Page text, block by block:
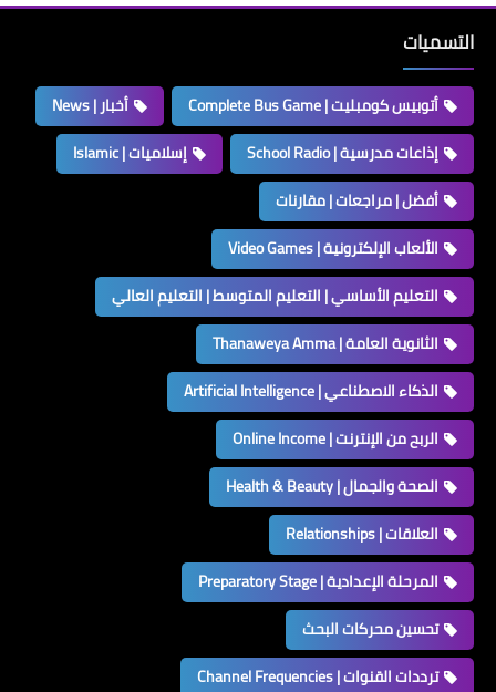
التسميات
أتوبيس كومبليت | Complete Bus Game
أخبار | News
إذاعات مدرسية | School Radio
إسلاميات | Islamic
أفضل | مراجعات | مقارنات
الألعاب الإلكترونية | Video Games
التعليم الأساسي | التعليم المتوسط | التعليم العالي
الثانوية العامة | Thanaweya Amma
الذكاء الاصطناعي | Artificial Intelligence
الربح من الإنترنت | Online Income
الصحة والجمال | Health & Beauty
العلاقات | Relationships
المرحلة الإعدادية | Preparatory Stage
تحسين محركات البحث
ترددات القنوات | Channel Frequencies